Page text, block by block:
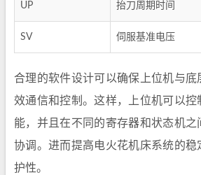
UP 抬刀周期时间
SV 伺服基准电压
合理的软件设计可以确保上位机与底
效通信和控制。这样，上位机可以控
能，并且在不同的寄存器和状态机之
协调。进而提高电火花机床系统的稳
护性。